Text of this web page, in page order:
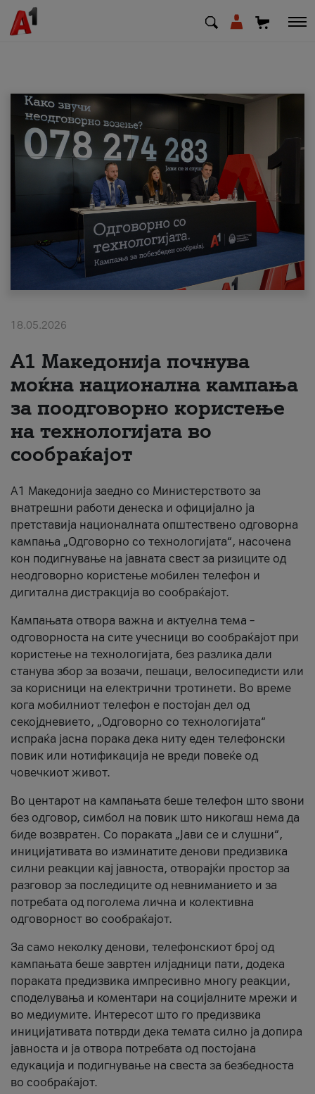
МК EN SQ
Деловни
Поддршка
Надополни кредит
#ПодобарОнлајн
18.05.2026
A1 Македонија почнува
моќна национална кампања
за поодговорно користење
на технологијата во
сообраќајот
A1 Македонија заедно со Министерството за
внатрешни работи денеска и официјално ја
претставија националната општествено одговорна
кампања „Одговорно со технологијата“, насочена
кон подигнување на јавната свест за ризиците од
неодговорно користење мобилен телефон и
дигитална дистракција во сообраќајот.
Кампањата отвора важна и актуелна тема –
одговорноста на сите учесници во сообраќајот при
користење на технологијата, без разлика дали
станува збор за возачи, пешаци, велосипедисти или
за корисници на електрични тротинети. Во време
кога мобилниот телефон е постојан дел од
секојдневието, „Одговорно со технологијата“
испраќа јасна порака дека ниту еден телефонски
повик или нотификација не вреди повеќе од
човечкиот живот.
Во центарот на кампањата беше телефон што ѕвони
без одговор, симбол на повик што никогаш нема да
биде возвратен. Со пораката „Јави се и слушни“,
иницијативата во изминатите денови предизвика
силни реакции кај јавноста, отворајќи простор за
разговор за последиците од невниманието и за
потребата од поголема лична и колективна
одговорност во сообраќајот.
За само неколку денови, телефонскиот број од
кампањата беше завртен илјадници пати, додека
пораката предизвика импресивно многу реакции,
споделувања и коментари на социјалните мрежи и
во медиумите. Интересот што го предизвика
иницијативата потврди дека темата силно ја допира
јавноста и ја отвора потребата од постојана
едукација и подигнување на свеста за безбедноста
во сообраќајот.